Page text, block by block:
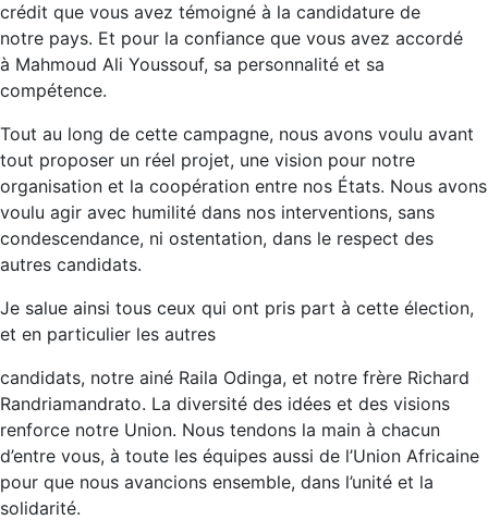
crédit que vous avez témoigné à la candidature de
notre pays. Et pour la confiance que vous avez accordé
à Mahmoud Ali Youssouf, sa personnalité et sa
compétence.
Tout au long de cette campagne, nous avons voulu avant
tout proposer un réel projet, une vision pour notre
organisation et la coopération entre nos États. Nous avons
voulu agir avec humilité dans nos interventions, sans
condescendance, ni ostentation, dans le respect des
autres candidats.
Je salue ainsi tous ceux qui ont pris part à cette élection,
et en particulier les autres
candidats, notre ainé Raila Odinga, et notre frère Richard
Randriamandrato. La diversité des idées et des visions
renforce notre Union. Nous tendons la main à chacun
d’entre vous, à toute les équipes aussi de l’Union Africaine
pour que nous avancions ensemble, dans l’unité et la
solidarité.